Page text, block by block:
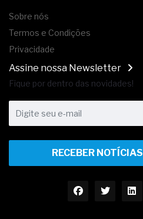
Sobre nós
Termos e Condições
Privacidade
Assine nossa Newsletter
Fique por dentro das novidades!
RECEBER NOTÍCIAS